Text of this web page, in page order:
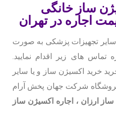
ساز خانگی
اجاره در تهران
تجهیزات پزشکی به صورت
های زیر اقدام نمایید.
خرید اکسیژن ساز و یا سایر
شرکت جهان پخش آرام
ارزان ، اجاره اکسیژن ساز